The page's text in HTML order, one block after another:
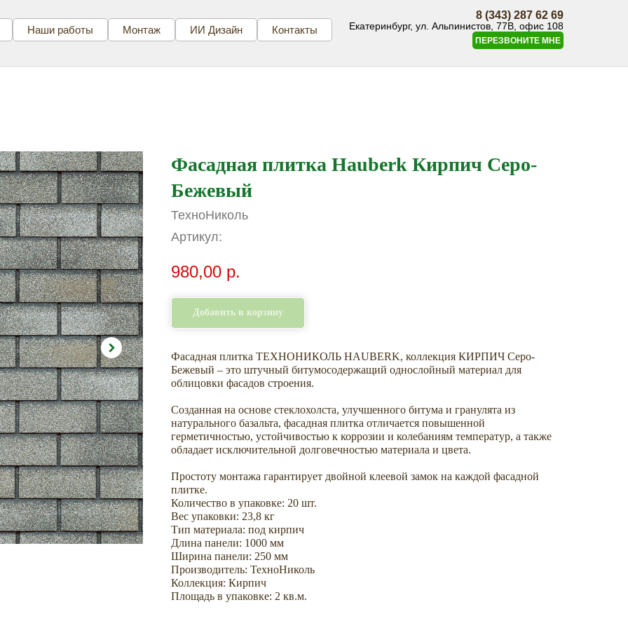
Наши работы Монтаж ИИ Дизайн Контакты
8 (343) 287 62 69
Екатеринбург, ул. Альпинистов, 77В, офис 108
ПЕРЕЗВОНИТЕ МНЕ
Фасадная плитка Hauberk Кирпич Серо-
Бежевый
ТехноНиколь
Артикул:
980,00 р.
Добавить в корзину
Фасадная плитка ТЕХНОНИКОЛЬ HAUBERK, коллекция КИРПИЧ Серо-
Бежевый – это штучный битумосодержащий однослойный материал для
облицовки фасадов строения.
Созданная на основе стеклохолста, улучшенного битума и гранулята из
натурального базальта, фасадная плитка отличается повышенной
герметичностью, устойчивостью к коррозии и колебаниям температур, а также
обладает исключительной долговечностью материала и цвета.
Простоту монтажа гарантирует двойной клеевой замок на каждой фасадной
плитке.
Количество в упаковке: 20 шт.
Вес упаковки: 23,8 кг
Тип материала: под кирпич
Длина панели: 1000 мм
Ширина панели: 250 мм
Производитель: ТехноНиколь
Коллекция: Кирпич
Площадь в упаковке: 2 кв.м.